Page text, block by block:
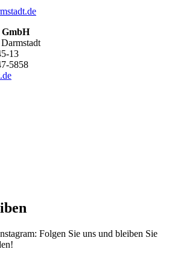
.de
13
5858
.de
Folgen Sie uns und bleiben Sie